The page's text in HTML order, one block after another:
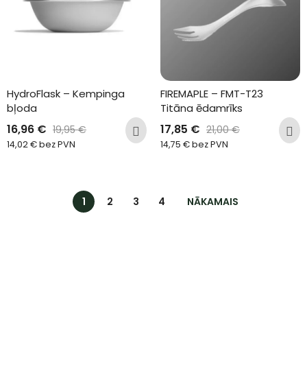
HydroFlask – Kempinga
bļoda
16,96 € 19,95€
14,02€bez PVN
FIREMAPLE – FMT-T23
Titāna ēdamrīks
17,85 € 21,00€
14,75 €bez PVN
1 2 3 4 NĀKAMAIS